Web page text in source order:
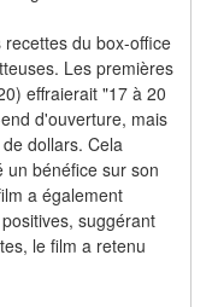
du box-office
Les premières
effraierait "17 à 20
d'ouverture, mais
dollars. Cela
un bénéfice sur son
a également
suggérant
le film a retenu